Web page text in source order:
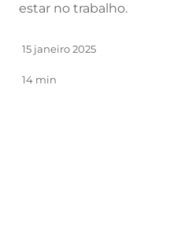
estar no trabalho.
15 janeiro 2025
14 min